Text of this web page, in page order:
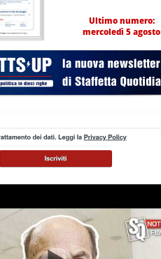
Ultimo numero:
mercoledì 5 agosto